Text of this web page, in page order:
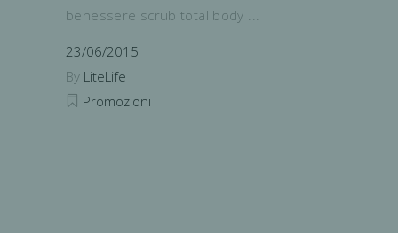
benessere scrub total body
23/06/2015
By LiteLife
Promozioni